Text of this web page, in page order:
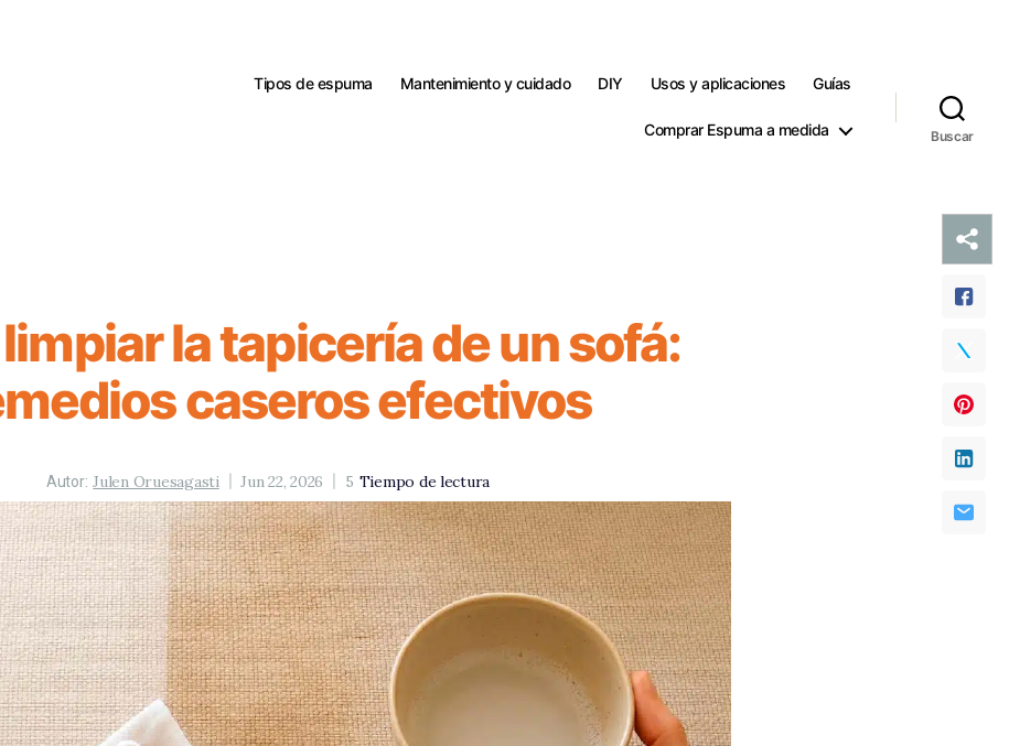
Tipos de espuma Mantenimiento y cuidado DIY Usos y aplicaciones Guías
Comprar Espuma a medida Buscar
la tapicería de un sofá:
caseros efectivos
Autor: Julen Oruesagasti Jun 22, 2026 5 Tiempo de lectura